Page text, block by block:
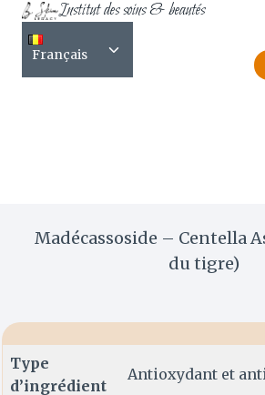
Skip
content
Institut des soins & beautés
Français
menu
FR-
Centella Asiatica
Madécassoside – Centella
du tigre)
Type
d’ingrédient
Antioxydant et